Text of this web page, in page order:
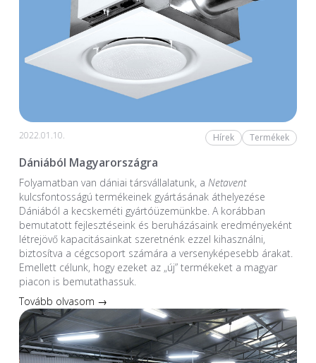
2022.01.10. Hírek Termékek
Dániából Magyarországra
Folyamatban van dániai társvállalatunk, a Netavent
kulcsfontosságú termékeinek gyártásának áthelyezése
Dániából a kecskeméti gyártóüzemünkbe. A korábban
bemutatott fejlesztéseink és beruházásaink eredményeként
létrejövő kapacitásainkat szeretnénk ezzel kihasználni,
biztosítva a cégcsoport számára a versenyképesebb árakat.
Emellett célunk, hogy ezeket az „új” termékeket a magyar
piacon is bemutathassuk.
Tovább olvasom →